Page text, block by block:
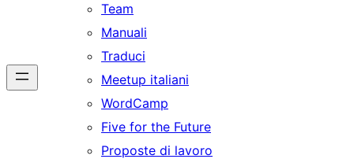
Team
Manuali
Traduci
Meetup italiani
WordCamp
Five for the Future
Proposte di lavoro